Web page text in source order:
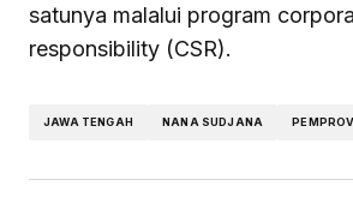
satunya malalui program
responsibility (CSR).
JAWA TENGAH NANA SUDJANA